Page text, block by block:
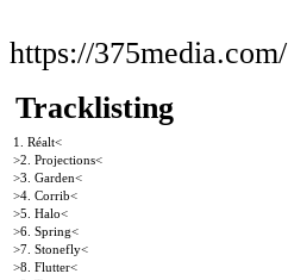
https://375media.com/
Tracklisting
1. Réalt<
>2. Projections<
>3. Garden<
>4. Corrib<
>5. Halo<
>6. Spring<
>7. Stonefly<
>8. Flutter<